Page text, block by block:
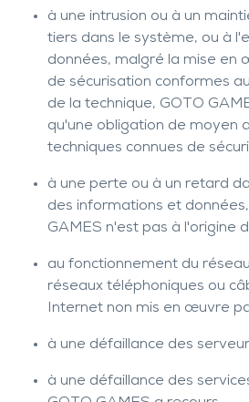
à une intrusion ou à un
tiers dans le système, ou à
données, malgré la mise en
de sécurisation conformes
de la technique, GOTO
qu'une obligation de moyen
techniques connues de
à une perte ou à un retard
des informations et
GAMES n'est pas à l'origine
au fonctionnement du
réseaux téléphoniques ou
Internet non mis en œuvre
à une défaillance des
à une défaillance des